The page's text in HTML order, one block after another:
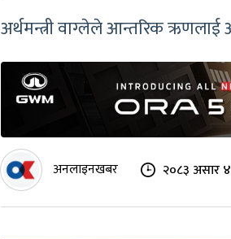
अर्थमन्त्री वाग्लेले आन्तरिक ऋणलाई
अनलाइनखबर २०८३ असार